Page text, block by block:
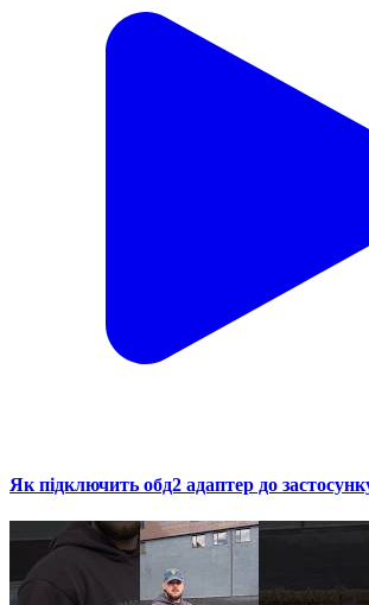
Як підключить обд2 адаптер до